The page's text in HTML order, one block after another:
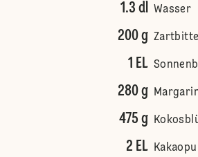
1.3 dl Wasser
200 g
1 EL
280 g
475 g
2 EL